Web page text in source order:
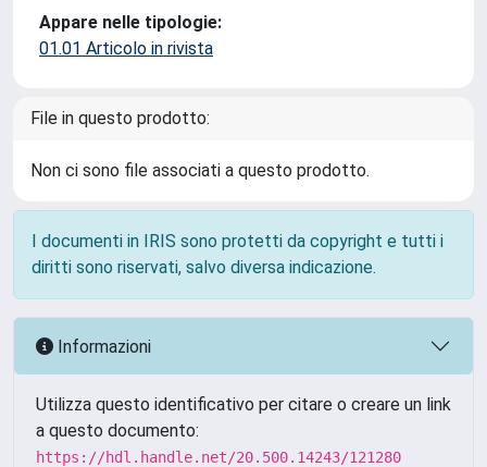
Appare nelle tipologie:
01.01 Articolo in rivista
File in questo prodotto:
Non ci sono file associati a questo prodotto.
I documenti in IRIS sono protetti da copyright e tutti i
diritti sono riservati, salvo diversa indicazione.
Informazioni
Utilizza questo identificativo per citare o creare un link
a questo documento:
https://hdl.handle.net/20.500.14243/121280